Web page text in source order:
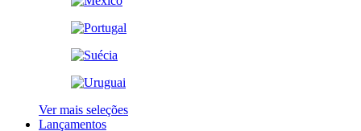
Ver mais seleções
Lançamentos